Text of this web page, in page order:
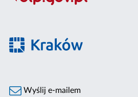
Wyślij e-mailem